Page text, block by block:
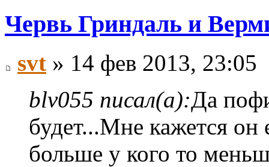
Червь Гриндаль и
svt » 14 фев 2013, 23:05
blv055 писал(а):Да
будет...Мне кажется он
больше у кого то